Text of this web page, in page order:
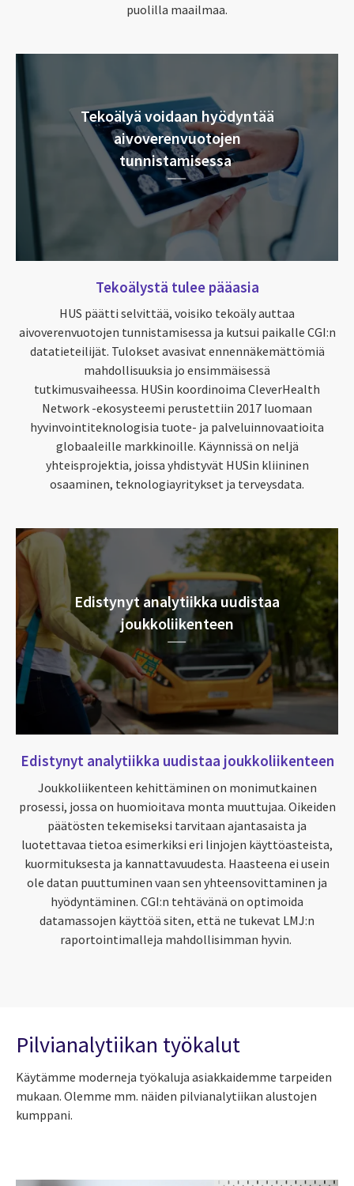
puolilla maailmaa.
Tekoälyä voidaan hyödyntää
aivoverenvuotojen
tunnistamisessa
Tekoälystä tulee pääasia
HUS päätti selvittää, voisiko tekoäly auttaa
aivoverenvuotojen tunnistamisessa ja kutsui paikalle CGI:n
datatieteilijät. Tulokset avasivat ennennäkemättömiä
mahdollisuuksia jo ensimmäisessä
tutkimusvaiheessa. HUSin koordinoima CleverHealth
Network -ekosysteemi perustettiin 2017 luomaan
hyvinvointiteknologisia tuote- ja palveluinnovaatioita
globaaleille markkinoille. Käynnissä on neljä
yhteisprojektia, joissa yhdistyvät HUSin kliininen
osaaminen, teknologiayritykset ja terveysdata.
Edistynyt analytiikka uudistaa
joukkoliikenteen
Edistynyt analytiikka uudistaa joukkoliikenteen
Joukkoliikenteen kehittäminen on monimutkainen
prosessi, jossa on huomioitava monta muuttujaa. Oikeiden
päätösten tekemiseksi tarvitaan ajantasaista ja
luotettavaa tietoa esimerkiksi eri linjojen käyttöasteista,
kuormituksesta ja kannattavuudesta. Haasteena ei usein
ole datan puuttuminen vaan sen yhteensovittaminen ja
hyödyntäminen. CGI:n tehtävänä on optimoida
datamassojen käyttöä siten, että ne tukevat LMJ:n
raportointimalleja mahdollisimman hyvin.
Pilvianalytiikan työkalut
Käytämme moderneja työkaluja asiakkaidemme tarpeiden
mukaan. Olemme mm. näiden pilvianalytiikan alustojen
kumppani.